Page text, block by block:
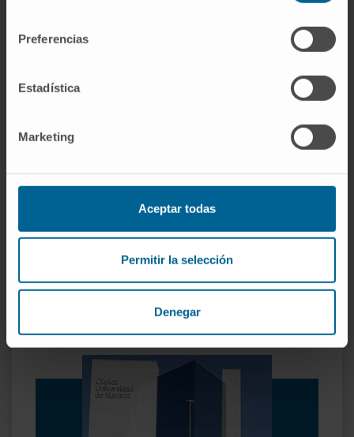
Preferencias
Estadística
Marketing
Aceptar todas
Permitir la selección
Denegar
Intégration de la famille dans les soins
parents à l’ensemble du processus.